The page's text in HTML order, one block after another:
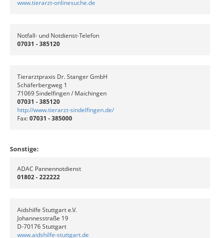
www.tierarzt-onlinesuche.de
Notfall- und Notdienst-Telefon
07031 - 385120
Tierarztpraxis Dr. Stanger GmbH
Schäferbergweg 1
71069 Sindelfingen / Maichingen
07031 - 385120
http://www.tierarzt-sindelfingen.de/
Fax:07031 - 385000
Sonstige:
ADAC Pannennotdienst
01802 - 222222
Aidshilfe Stuttgart e.V.
Johannesstraße 19
D-70176 Stuttgart
www.aidshilfe-stuttgart.de